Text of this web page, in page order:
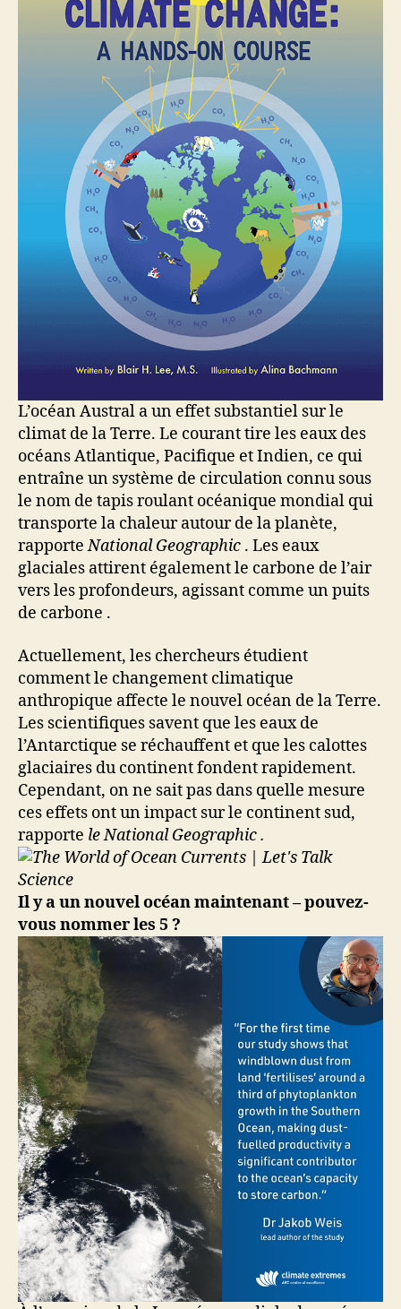
L’océan Austral a un effet substantiel sur le
climat de la Terre. Le courant tire les eaux des
océans Atlantique, Pacifique et Indien, ce qui
entraîne un système de circulation connu sous
le nom de tapis roulant océanique mondial qui
transporte la chaleur autour de la planète,
rapporteNational Geographic . Les eaux
glaciales attirent également le carbone de l’air
vers les profondeurs, agissant comme un puits
de carbone .
Actuellement, les chercheurs étudient
comment le changement climatique
anthropique affecte le nouvel océan de la Terre.
Les scientifiques savent que les eaux de
l’Antarctique se réchauffent et que les calottes
glaciaires du continent fondent rapidement.
Cependant, on ne sait pas dans quelle mesure
ces effets ont un impact sur le continent sud,
rapporte le National Geographic .
Il y a un nouvel océan maintenant – pouvez-
vous nommer les 5 ?